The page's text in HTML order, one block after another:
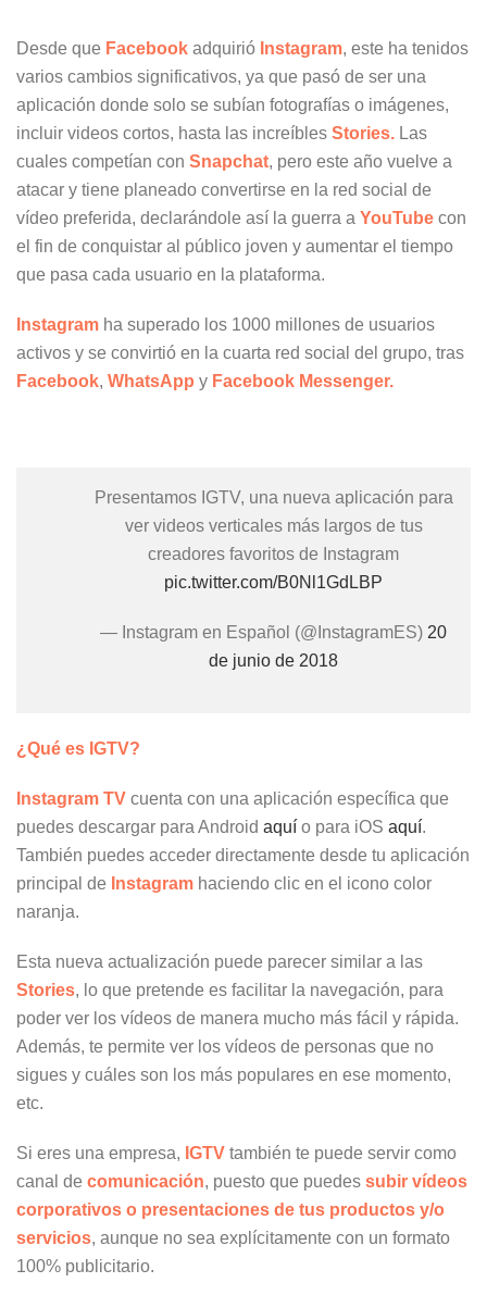
Desde que Facebook adquirió Instagram, este ha tenidos
varios cambios significativos, ya que pasó de ser una
aplicación donde solo se subían fotografías o imágenes,
incluir videos cortos, hasta las increíbles Stories. Las
cuales competían con Snapchat, pero este año vuelve a
atacar y tiene planeado convertirse en la red social de
vídeo preferida, declarándole así la guerra a YouTube con
el fin de conquistar al público joven y aumentar el tiempo
que pasa cada usuario en la plataforma.
Instagram ha superado los 1000 millones de usuarios
activos y se convirtió en la cuarta red social del grupo, tras
Facebook, WhatsApp y Facebook Messenger.
Presentamos IGTV, una nueva aplicación para
ver videos verticales más largos de tus
creadores favoritos de Instagram
pic.twitter.com/B0Nl1GdLBP
— Instagram en Español (@InstagramES) 20
de junio de 2018
¿Qué es IGTV?
Instagram TV cuenta con una aplicación específica que
puedes descargar para Android aquí o para iOS aquí.
También puedes acceder directamente desde tu aplicación
principal de Instagram haciendo clic en el icono color
naranja.
Esta nueva actualización puede parecer similar a las
Stories, lo que pretende es facilitar la navegación, para
poder ver los vídeos de manera mucho más fácil y rápida.
Además, te permite ver los vídeos de personas que no
sigues y cuáles son los más populares en ese momento,
etc.
Si eres una empresa, IGTV también te puede servir como
canal de comunicación, puesto que puedes subir vídeos
corporativos o presentaciones de tus productos y/o
servicios, aunque no sea explícitamente con un formato
100% publicitario.